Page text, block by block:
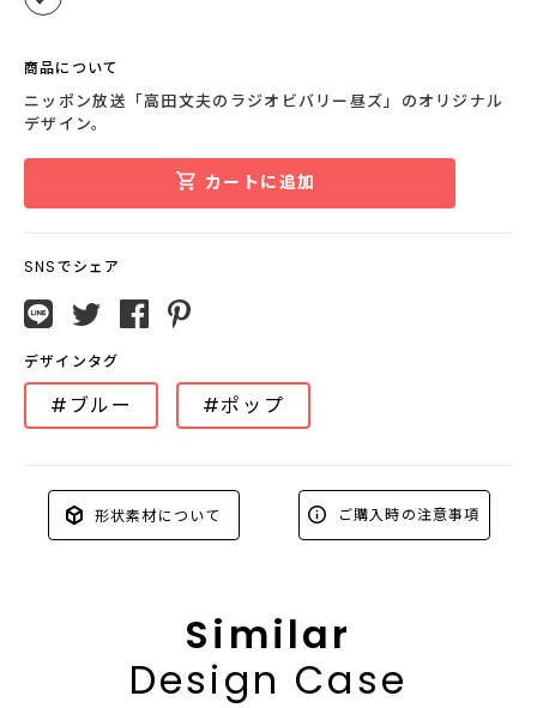
商品について
ニッポン放送「高田文夫のラジオビバリー昼ズ」のオリジナル
デザイン。
カートに追加
SNSでシェア
デザインタグ
#ブルー #ポップ
形状素材について ご購入時の注意事項
Similar
Design Case